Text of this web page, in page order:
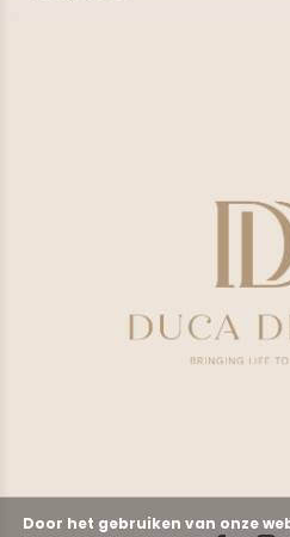
Door het gebruiken van onze